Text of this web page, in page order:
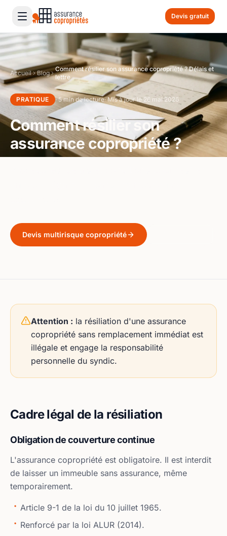
Devis gratuit
Accueil Blog
Comment résilier son assurance copropriété ? Délais et
lettre
PRATIQUE · 5 min de lecture· Mis à jour le 26 mai 2026
Comment résilier son
assurance copropriété ?
Devis multirisque copropriété
Attention : la résiliation d'une assurance
copropriété sans remplacement immédiat est
illégale et engage la responsabilité
personnelle du syndic.
Cadre légal de la résiliation
Obligation de couverture continue
L'assurance copropriété est obligatoire. Il est interdit
de laisser un immeuble sans assurance, même
temporairement.
Article 9-1 de la loi du 10 juillet 1965.
Renforcé par la loi ALUR (2014).